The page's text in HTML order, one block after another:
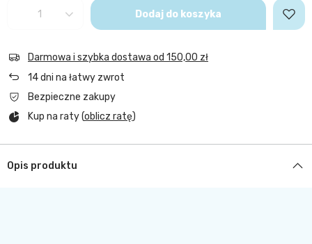
Dodaj do koszyka
Darmowa i szybka dostawa od 150,00 zł
14dni na łatwy zwrot
Bezpieczne zakupy
Kup na raty (oblicz ratę)
Opis produktu